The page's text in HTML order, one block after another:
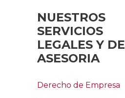
NUESTROS
SERVICIOS
LEGALES Y DE
ASESORIA
Derecho de Empresa